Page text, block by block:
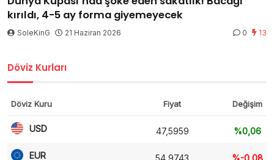
kırıldı, 4-5 ay forma giyemeyecek
SoleKinG 21 Haziran 2026 0 13
Döviz Kurları
Döviz Kuru Fiyat Değişim
USD 47,5959 %0,06
EUR 54,9743 %-0,08